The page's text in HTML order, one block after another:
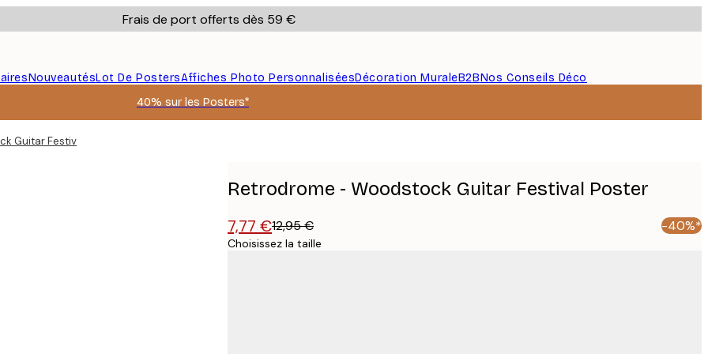
Frais de port offerts dès 59 €
NouveautésLot De PostersAffiches Photo PersonnaliséesDécoration MuraleB2BNos Conseils Déco
40% sur les Posters*
Guitar Festival Poster
Retrodrome - Woodstock Guitar Festival Poster
7,77 €12,95 € -40%*
Choisissez la taille